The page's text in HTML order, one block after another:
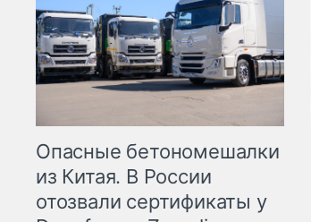
Опасные бетономешалки
из Китая. В России
отозвали сертификаты у